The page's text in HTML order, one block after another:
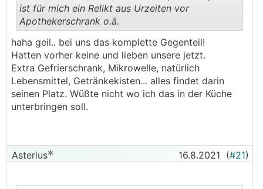
11.) Überdachte Terrasse finde ich top.
Außenansicht vom Haus gefällt mir. Sieht auch
irgendwie entfernt ähnlich zu meinem Haus aus
..
ist für mich ein Relikt aus Urzeiten vor
Apothekerschrank o.ä.
haha geil.. bei uns das komplette Gegenteil!
Hatten vorher keine und lieben unsere jetzt.
Extra Gefrierschrank, Mikrowelle, natürlich
Lebensmittel, Getränkekisten... alles findet darin
seinen Platz. Wüßte nicht wo ich das in der Küche
unterbringen soll.
Asterius 16.8.2021 (#21)